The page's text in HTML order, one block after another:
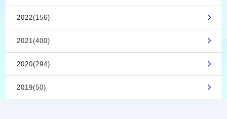
2022(156)
2021(400)
2020(294)
2019(50)